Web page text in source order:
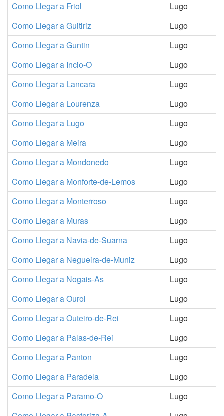
Como Llegar a Friol
Lugo
Como Llegar a Guitiriz
Lugo
Como Llegar a Guntin
Lugo
Como Llegar a Incio-O
Lugo
Como Llegar a Lancara
Lugo
Como Llegar a Lourenza
Lugo
Como Llegar a Lugo
Lugo
Como Llegar a Meira
Lugo
Como Llegar a Mondonedo
Lugo
Como Llegar a Monforte-de-Lemos
Lugo
Como Llegar a Monterroso
Lugo
Como Llegar a Muras
Lugo
Como Llegar a Navia-de-Suarna
Lugo
Como Llegar a Negueira-de-Muniz
Lugo
Como Llegar a Nogais-As
Lugo
Como Llegar a Ourol
Lugo
Como Llegar a Outeiro-de-Rei
Lugo
Como Llegar a Palas-de-Rei
Lugo
Como Llegar a Panton
Lugo
Como Llegar a Paradela
Lugo
Como Llegar a Paramo-O
Lugo